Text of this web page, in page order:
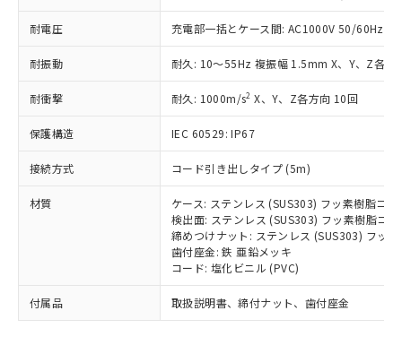
耐電圧 充電部一括とケース間: AC1000V 50/60Hz
耐振動 耐久: 10～55Hz 複振幅 1.5mm X、Y、Z各方
耐衝撃 耐久: 1000m/s2 X、Y、Z各方向 10回
保護構造 IEC 60529: IP67
接続方式 コード引き出しタイプ (5m)
材質
ケース: ステンレス (SUS303) フッ素樹脂コー
検出面: ステンレス (SUS303) フッ素樹脂コー
締めつけナット: ステンレス (SUS303) フッ
歯付座金: 鉄 亜鉛メッキ
コード: 塩化ビニル (PVC)
付属品 取扱説明書、締付ナット、歯付座金
タに基づき作成されるものであり、閲
覧された時点での実際の在庫および標
準価格とは異なる場合があることをご
了承ください。
正式な納期状況および標準価格はお客
様のお取引先、またはお客様担当のオ
ムロン制御機器販売店・当社販売員に
ご相談ください。
オムロン制御機器販売店や当社販売拠
販売ネットワーク
」をご確認
在庫状況および標準価格結果を当社の
事前の承諾なく第三者に漏洩または開
示しないようお願いします。
マイパーツ機能（部品リスト作成サー
ビス）をご利用いただくには、I-Web
メンバーズにご登録されている必要が
*EU RoHS指令（10物質）：
鉛(Pb) 1000ppm以下、 水銀(Hg) 1000ppm以下、 カド
ミウム(Cd) 100ppm以下、
六価クロム(Cr(Ⅵ)) 1000ppm以下、ポリ臭化ビフェニル
類(PBB) 1000ppm以下、ポリ臭化ジフェニルエーテル類
ル) (DEHP)(別名：DOP) 1000ppm以下、フタル酸ブチ
ルベンジル（BBP） 1000ppm以下、フタル酸ジブチル
（DBP） 1000ppm以下、フタル酸ジイソブチル
(DIBP) 1000ppm以下
但し、RoHS指令で産業用監視および制御機器に対する
適用除外項目は除く。
フタル酸エステル類の４物質については閾値を超える意
図的な使用がないことを確認しています。
※2 対応予定月
部品在庫の切り替え状況などにより、予定
月が前後することがあります。
*中国RoHS10物質の基準値 (GB/T26572)：
Pb(鉛) :1000ppm、 Hg(水銀) : 1000ppm、 Cd(カドミウ
Cr(Ⅵ)(六価クロム) : 1000ppm、 PBBs(ポリ臭化ビフェ
ニル類) : 1000ppm、 PBDEs(ポリ臭化ジフェニルエーテ
DBP(フタル酸ジブチル) : 1000ppm、 DIBP(フタル酸ジ
イソブチル) : 1000ppm、 BBP(フタル酸ブチルベンジ
ル) : 1000ppm、
※2 環境保護使用期限
「ｅ」：有害物質（10物質）のすべてが基
準値以下であることを示します。
「10」：通常の使用状況下において有害物
質が外部に漏えいし、環境に深刻な影響を
及ぼさない年数を意味します。
または国外への提供する場合は、日本
国政府の輸出許可(または役務取引許
可)を取得するなどの必要な手続きを
当社は規制貨物を破棄する場合は、完
全に破砕するなど、違法に輸出されな
当社は貴社製品を、核兵器、ミサイ
ル、化学兵器、生物兵器またはその他
武器並びにこれらの製造装置等に一切
使用いたしません。
当社は、貴社製品を第三者に販売する
場合は、上記1、2および3の内容を当
該第三者に通知します。また当社は、
販売先および販売に係わる関係者が違
法に輸出するおそれがある場合は、取
り引きをいたしません。
一定数以上の在庫あり
一定数には満たないが在庫あり
在庫なし(最新の在庫状況につ
いては、お客様のお取引先、ま
たはお客様担当のオムロン制御
機器販売店・当社販売員にご確
認ください)
受注生産機種、また在庫状況の
情報を公開していない機種